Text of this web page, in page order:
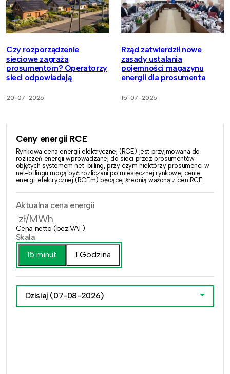
Czy rozporządzenie
sieciowe zagraża
prosumentom? Operatorzy
sieci odpowiadają
20-07-2026
Rząd zatwierdził nowe
zasady ustalania
pojemności magazynu
energii dla prosumenta
15-07-2026
Ceny energii RCE
Rynkowa cena energii elektrycznej (RCE) jest przyjmowana do
rozliczeń energii wprowadzanej do sieci przez prosumentów
objętych systemem net-billing, przy czym niektórzy prosumenci w
net-billingu mogą być rozliczani po miesięcznej rynkowej cenie
energii elektrycznej (RCEm) będącej średnią ważoną z cen RCE.
Aktualna cena energii
zł/MWh
Cena netto (bez VAT)
Skala
15 minut
1 Godzina
Dzisiaj (07-08-2026)